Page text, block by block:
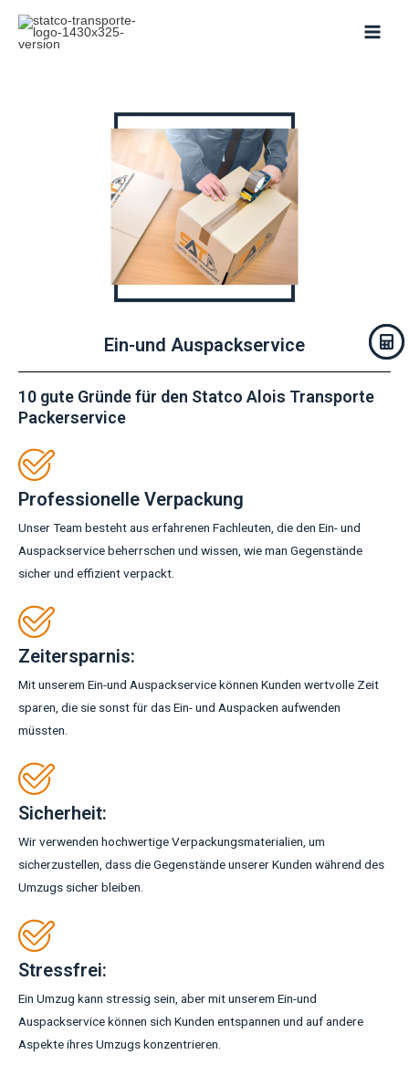
Ein-und Auspackservice
10 gute Gründe für den Statco Alois Transporte
Packerservice
Professionelle Verpackung
Unser Team besteht aus erfahrenen Fachleuten, die den Ein- und
Auspackservice beherrschen und wissen, wie man Gegenstände
sicher und effizient verpackt.
Zeitersparnis:
Mit unserem Ein-und Auspackservice können Kunden wertvolle Zeit
sparen, die sie sonst für das Ein- und Auspacken aufwenden
müssten.
Sicherheit:
Wir verwenden hochwertige Verpackungsmaterialien, um
sicherzustellen, dass die Gegenstände unserer Kunden während des
Umzugs sicher bleiben.
Stressfrei:
Ein Umzug kann stressig sein, aber mit unserem Ein-und
Auspackservice können sich Kunden entspannen und auf andere
Aspekte ihres Umzugs konzentrieren.